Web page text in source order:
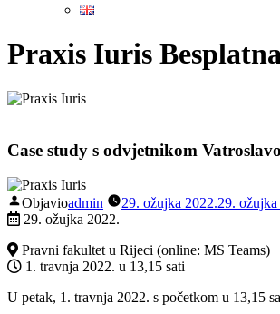
Praxis Iuris
Case study s odvjetnikom
Objavioadmin 29. ožujka 2022.29. ožujka
29. ožujka 2022.
Pravni fakultet u Rijeci (online: MS Teams)
1. travnja 2022. u 13,15 sati
U petak, 1. travnja 2022. s početkom u 13,15